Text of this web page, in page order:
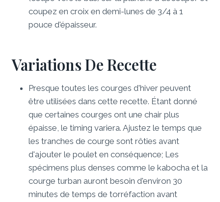
coupez en croix en demi-lunes de 3/4 à 1
pouce d'épaisseur.
Variations De Recette
Presque toutes les courges d'hiver peuvent
être utilisées dans cette recette. Étant donné
que certaines courges ont une chair plus
épaisse, le timing variera. Ajustez le temps que
les tranches de courge sont rôties avant
d'ajouter le poulet en conséquence; Les
spécimens plus denses comme le kabocha et la
courge turban auront besoin d'environ 30
minutes de temps de torréfaction avant